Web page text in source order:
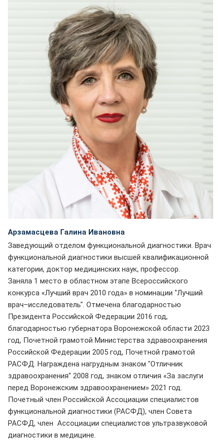
Арзамасцева Галина Ивановна
Заведующий отделом функциональной диагностики. Врач
функциональной диагностики высшей квалификационной
категории, доктор медицинских наук, профессор.
Заняла 1 место в областном этапе Всероссийского
конкурса «Лучший врач 2010 года» в номинации "Лучший
врач–исследователь". Отмечена благодарностью
Президента Российской Федерации 2016 год,
благодарностью губернатора Воронежской области 2023
год, Почетной грамотой Министерства здравоохранения
Российской Федерации 2005 год, Почетной грамотой
РАСФД. Награждена нагрудным знаком "Отличник
здравоохранения" 2008 год, знаком отличия «За заслуги
перед Воронежским здравоохранением» 2021 год.
Почетный член Российской Ассоциации специалистов
функциональной диагностики (РАСФД), член Совета
РАСФД, член Ассоциации специалистов ультразвуковой
диагностики в медицине.